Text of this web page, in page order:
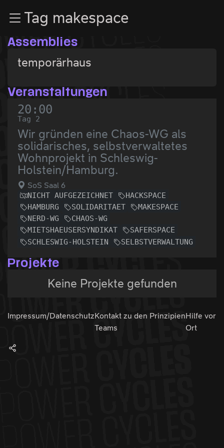
Zum InhaltTag makespace
Assemblies
temporärhaus
Veranstaltungen
20:00
Tag 2
Wir gründen eine Chaos-WG als
solidarisches, selbstverwaltetes
Wohnprojekt in Schleswig-
Holstein/Hamburg.
SoS Saal 6
NICHT AUFGEZEICHNET
HACKSPACE
HAMBURG
SOLIDARITAET
MAKESPACE
NERD-WG
CHAOS-WG
MIETSHAEUSERSYNDIKAT
SAFERSPACE
SCHLESWIG-HOLSTEIN
SELBSTVERWALTUNG
Projekte
Keine Projekte gefunden
Impressum/DatenschutzKontakt zu den
Teams
PrinzipienHilfe vor
Ort